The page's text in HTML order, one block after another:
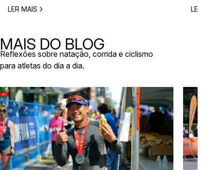
planear. Entre a primavera e o verão, o
LER MAIS LER
MAIS DO BLOG
Reflexões sobre natação, corrida e ciclismo
para atletas do dia a dia.